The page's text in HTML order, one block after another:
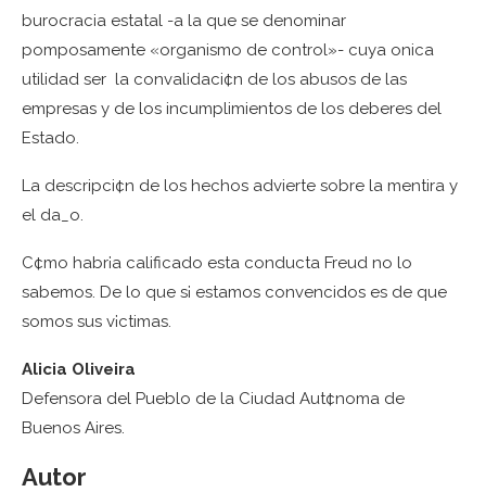
burocracia estatal -a la que se denominar
pomposamente «organismo de control»- cuya onica
utilidad ser la convalidaci¢n de los abusos de las
empresas y de los incumplimientos de los deberes del
Estado.
La descripci¢n de los hechos advierte sobre la mentira y
el da_o.
C¢mo habr¡a calificado esta conducta Freud no lo
sabemos. De lo que s¡ estamos convencidos es de que
somos sus v¡ctimas.
Alicia Oliveira
Defensora del Pueblo de la Ciudad Aut¢noma de
Buenos Aires.
Autor